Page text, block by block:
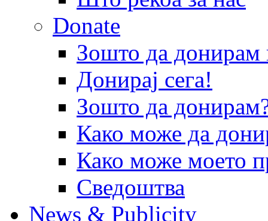
Donate
Зошто да
Донирај сега!
Зошто да
Како може да
Како може моето
Сведоштва
News & Publicity